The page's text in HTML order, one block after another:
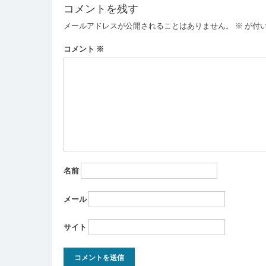
ビ
ゲ
ー
コメントを残す
メールアドレスが公開されることはありません。 ※ が付
コメント ※
名前
メール
サイト